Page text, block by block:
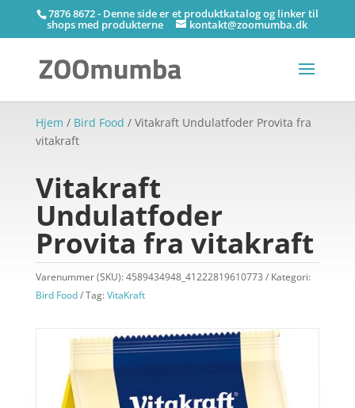
7876 8672 - Denne side er et produktkatalog og linker til
shops med produkterne kontakt@zoomumba.dk
Hjem / Bird Food / Vitakraft Undulatfoder Provita fra
vitakraft
Vitakraft
Undulatfoder
Provita fra vitakraft
Varenummer (SKU):4589434948_41222819610773
Kategori:
Bird Food
Tag:VitaKraft